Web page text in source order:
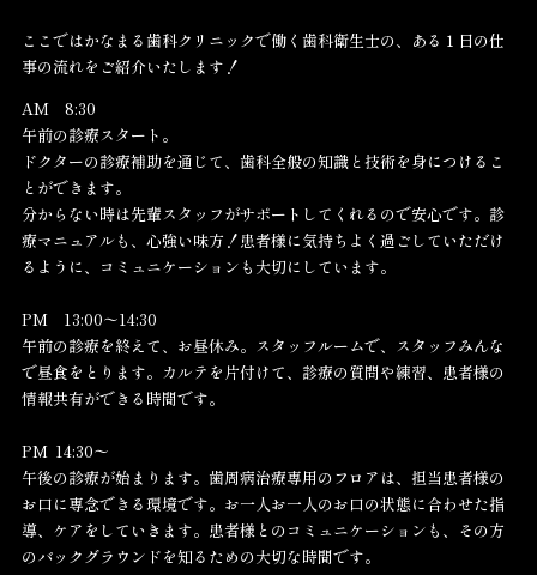
ここではかなまる歯科クリニックで働く歯科衛生士の、ある１日の仕
事の流れをご紹介いたします！
AM 8:30
午前の診療スタート。
ドクターの診療補助を通じて、歯科全般の知識と技術を身につけるこ
とができます。
分からない時は先輩スタッフがサポートしてくれるので安心です。診
療マニュアルも、心強い味方！患者様に気持ちよく過ごしていただけ
るように、コミュニケーションも大切にしています。
PM 13:00〜14:30
午前の診療を終えて、お昼休み。スタッフルームで、スタッフみんな
で昼食をとります。カルテを片付けて、診療の質問や練習、患者様の
情報共有ができる時間です。
PM 14:30〜
午後の診療が始まります。歯周病治療専用のフロアは、担当患者様の
お口に専念できる環境です。お一人お一人のお口の状態に合わせた指
導、ケアをしていきます。患者様とのコミュニケーションも、その方
のバックグラウンドを知るための大切な時間です。